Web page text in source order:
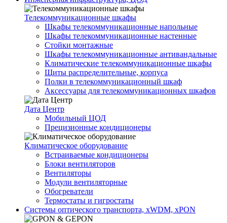
Телекоммуникационные шкафы
Шкафы телекоммуникационные напольные
Шкафы телекоммуникационные настенные
Стойки монтажные
Шкафы телекоммуникационные антивандальные
Климатические телекоммуникационные шкафы
Щиты распределительные, корпуса
Полки в телекоммуникационный шкаф
Аксессуары для телекоммуникационных шкафов
Дата Центр
Мобильный ЦОД
Прецизионные кондиционеры
Климатичeское оборудование
Встраиваемые кондиционеры
Блоки вентиляторов
Вентиляторы
Модули вентиляторные
Обогреватели
Термостаты и гигростаты
Системы оптического транспорта, xWDM, xPON